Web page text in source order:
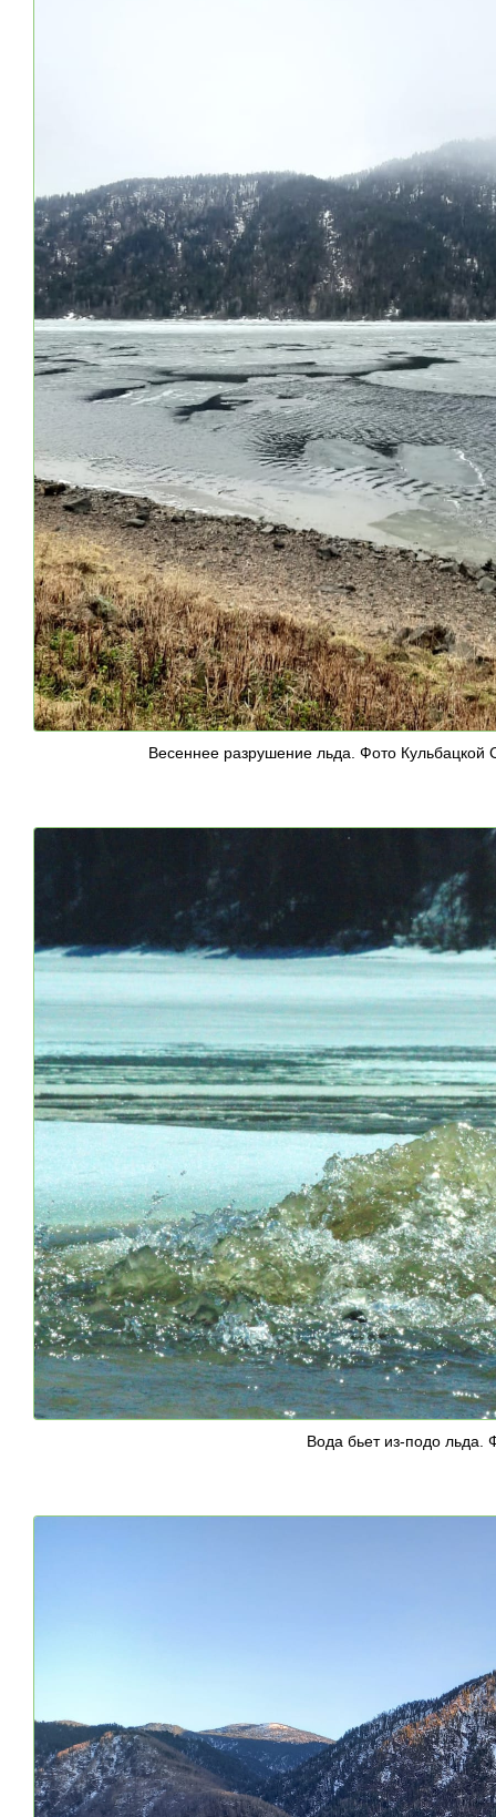
Весеннее разрушение льда. Фото Кульбацкой
Вода бьет из-подо льда.